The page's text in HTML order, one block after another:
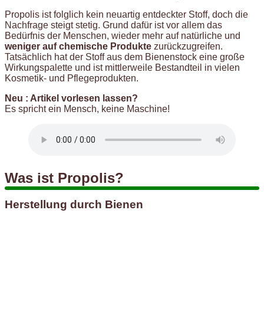
Propolis ist folglich kein neuartig entdeckter Stoff, doch die
Nachfrage steigt stetig. Grund dafür ist vor allem das
Bedürfnis der Menschen, wieder mehr auf natürliche und
weniger auf chemische Produkte zurückzugreifen.
Tatsächlich hat der Stoff aus dem Bienenstock eine große
Wirkungspalette und ist mittlerweile Bestandteil in vielen
Kosmetik- und Pflegeprodukten.
Neu : Artikel vorlesen lassen?
Es spricht ein Mensch, keine Maschine!
Was ist Propolis?
Herstellung durch Bienen